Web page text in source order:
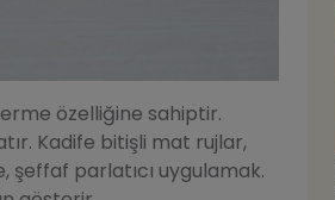
özelliğine sahiptir.
Kadife bitişli mat rujlar,
şeffaf parlatıcı uygulamak.